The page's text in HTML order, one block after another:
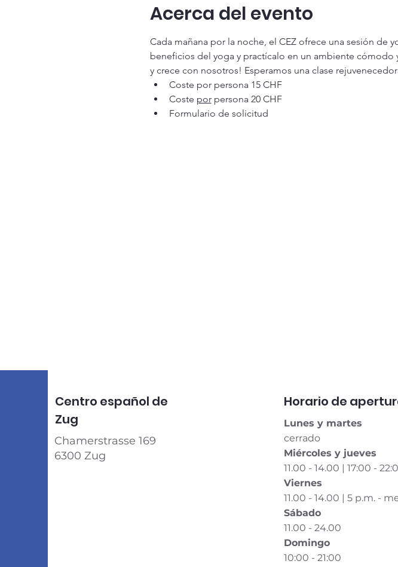
Acerca del evento
Cada mañana por la noche, el CEZ ofrece una sesión de
beneficios del yoga y practícalo en un ambiente cómodo
y crece con nosotros! Esperamos una clase
Coste por persona 15 CHF
Coste por persona 20 CHF
Formulario de solicitud
Centro español de
Zug
Chamerstrasse 169
6300 Zug​
Horario de
Lunes y martes
cerrado
Miércoles y jueves
11.00 - 14.00 | 17:00 -
Viernes
11.00 - 14.00 | 5 p.m. -
Sábado
11.00 - 24.00
Domingo
10:00 - 21:00